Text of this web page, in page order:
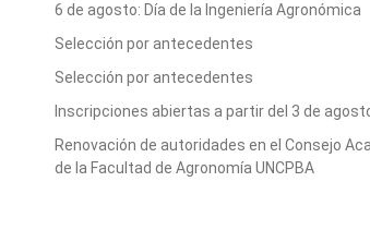
6 de agosto: Día de la Ingeniería Agronómica
Selección por antecedentes
Selección por antecedentes
Inscripciones abiertas a partir del 3 de
Renovación de autoridades en el Consejo
de la Facultad de Agronomía UNCPBA